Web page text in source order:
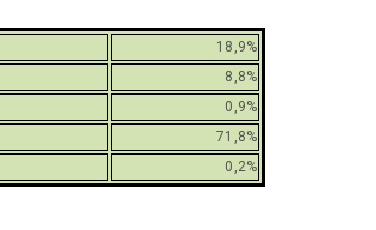
18,9%
8,8%
0,9%
71,8%
0,2%